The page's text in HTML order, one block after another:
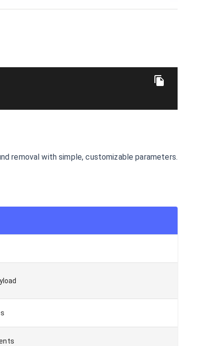
removal with simple, customizable parameters.